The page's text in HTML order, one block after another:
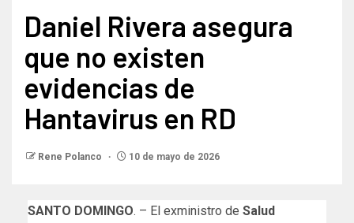
Daniel Rivera asegura
que no existen
evidencias de
Hantavirus en RD
Rene Polanco 10 de mayo de 2026
SANTO DOMINGO. – El exministro de Salud